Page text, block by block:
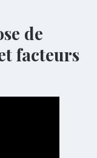
de
facteurs